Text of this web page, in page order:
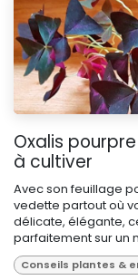
Oxalis
à cultiver
Avec son feuillage
vedette partout où
délicate, élégante,
parfaitement sur un
Conseils plantes &